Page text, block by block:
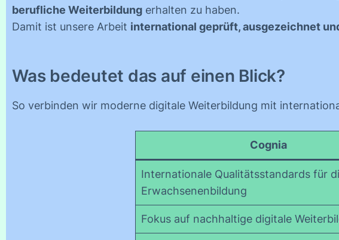
berufliche Weiterbildung erhalten zu haben.
Damit ist unsere Arbeit international geprüft, ausgezeichnet
Was bedeutet das auf einen Blick?
So verbinden wir moderne digitale Weiterbildung mit
Cognia
Internationale Qualitätsstandards für
Erwachsenenbildung
Fokus auf nachhaltige digitale